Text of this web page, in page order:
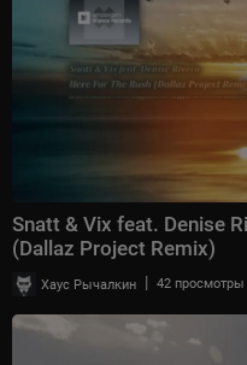
Snatt & Vix feat. Denise
(Dallaz Project Remix)
Хаус Рычалкин | 42 просмотры